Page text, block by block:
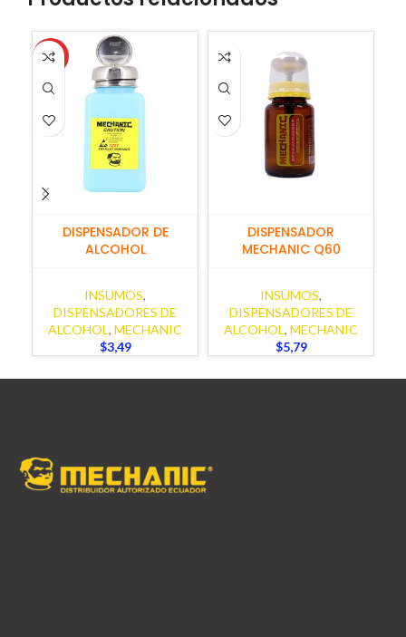
HOT
DISPENSADOR DE
ALCOHOL
INSUMOS,
DISPENSADORES DE
ALCOHOL, MECHANIC
$3,49
DISPENSADOR
MECHANIC Q60
INSUMOS,
DISPENSADORES DE
ALCOHOL, MECHANIC
$5,79